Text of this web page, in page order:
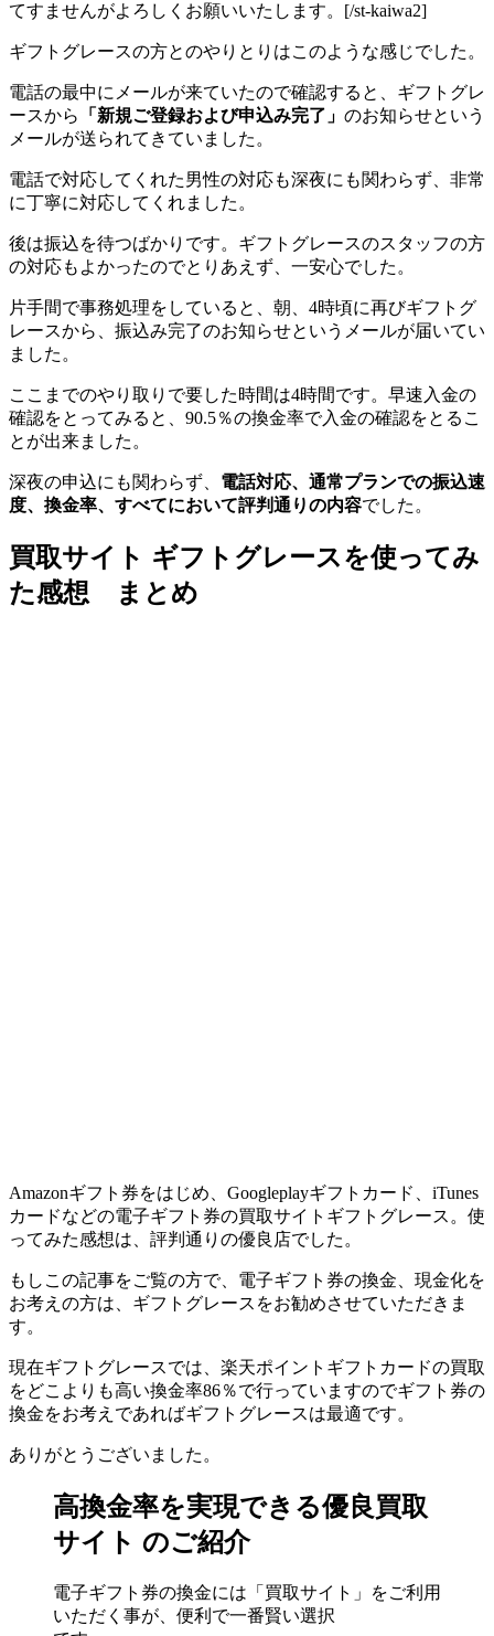
てすませんがよろしくお願いいたします。[/st-kaiwa2]
ギフトグレースの方とのやりとりはこのような感じでした。
電話の最中にメールが来ていたので確認すると、ギフトグレ
ースから
「新規ご登録および申込み完了」 のお知らせという
メールが送られてきていました。
電話で対応してくれた男性の対応も深夜にも関わらず、非常
に丁寧に対応してくれました。
後は振込を待つばかりです。ギフトグレースのスタッフの方
の対応もよかったのでとりあえず、一安心でした。
片手間で事務処理をしていると、朝、4時頃に再びギフトグ
レースから、振込み完了のお知らせというメールが届いてい
ました。
ここまでのやり取りで要した時間は4時間です。早速入金の
確認をとってみると、90.5％の換金率で入金の確認をとるこ
とが出来ました。
深夜の申込にも関わらず、 電話対応、通常プランでの振込速
度、換金率、すべてにおいて評判通りの内容でした。
買取サイト ギフトグレースを使ってみ
た感想 まとめ
Amazonギフト券をはじめ、Googleplayギフトカード、iTunes
カードなどの電子ギフト券の買取サイトギフトグレース。使
ってみた感想は、評判通りの優良店でした。
もしこの記事をご覧の方で、電子ギフト券の換金、現金化を
お考えの方は、ギフトグレースをお勧めさせていただきま
す。
現在ギフトグレースでは、楽天ポイントギフトカードの買取
をどこよりも高い換金率86％で行っていますのでギフト券の
換金をお考えであればギフトグレースは最適です。
ありがとうございました。
高換金率を実現できる優良買取
サイト のご紹介
電子ギフト券の換金には「買取サイト」をご利用
いただく事が、便利で一番賢い選択